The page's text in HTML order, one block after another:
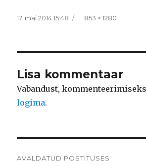
Postitatud
17. mai 2014 15:48 Täissuurus
853 × 1280
Lisa kommentaar
Vabandust,
logima.
AVALDATUD POSTITUSES